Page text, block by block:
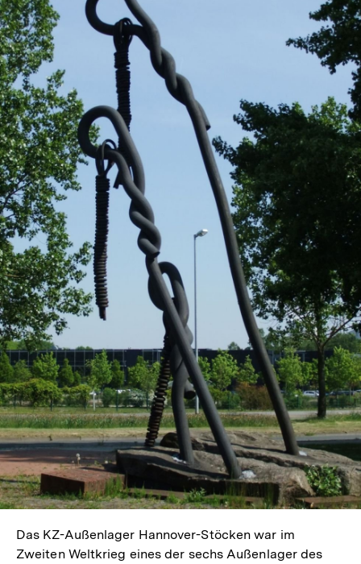
Das KZ-Außenlager Hannover-Stöcken war im
Zweiten Weltkrieg eines der sechs Außenlager des